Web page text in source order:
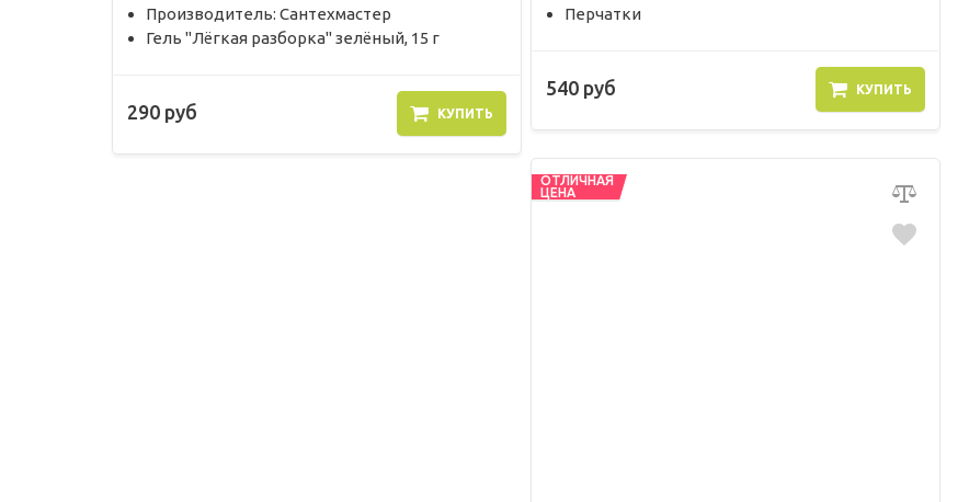
Производитель: Сантехмастер
Гель "Лёгкая разборка" зелёный, 15 г
290 руб КУПИТЬ
Перчатки
540 руб КУПИТЬ
ОТЛИЧНАЯ
ЦЕНА